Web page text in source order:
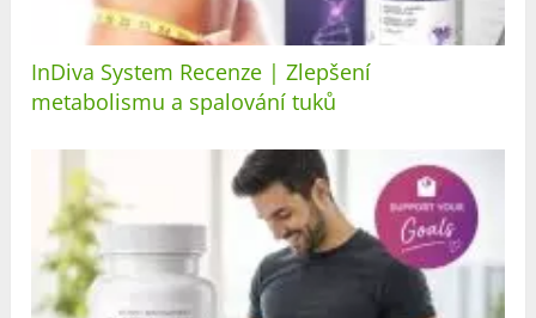
InDiva System Recenze | Zlepšení
metabolismu a spalování tuků